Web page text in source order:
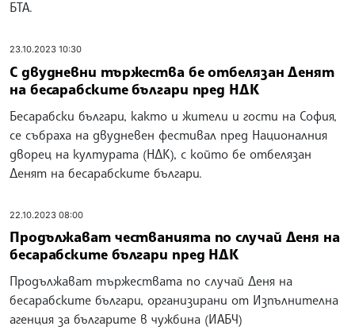
БТА.
23.10.2023 10:30
С двудневни тържества бе отбелязан Денят
на бесарабските българи пред НДК
Бесарабски българи, както и жители и гости на София,
се събраха на двудневен фестивал пред Националния
дворец на културата (НДК), с който бе отбелязан
Денят на бесарабските българи.
22.10.2023 08:00
Продължават честванията по случай Деня на
бесарабските българи пред НДК
Продължават тържествата по случай Деня на
бесарабските българи, организирани от Изпълнителна
агенция за българите в чужбина (ИАБЧ)